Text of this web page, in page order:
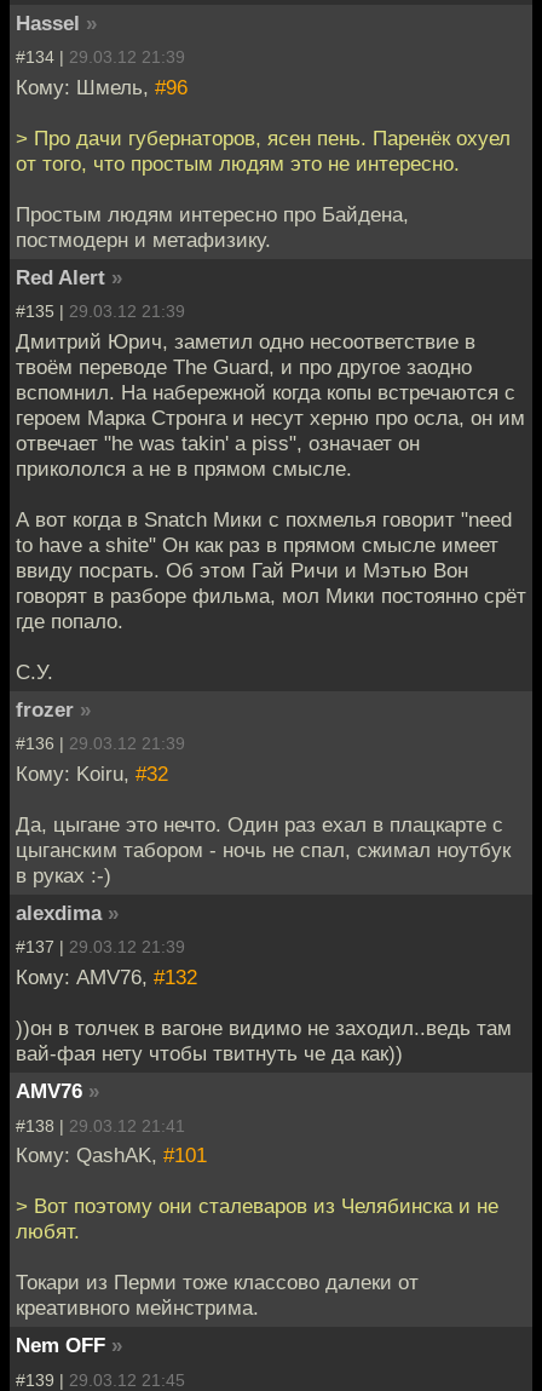
Hassel »
#134 | 29.03.12 21:39
Кому: Шмель, #96
> Про дачи губернаторов, ясен пень. Паренёк охуел
от того, что простым людям это не интересно.
Простым людям интересно про Байдена,
постмодерн и метафизику.
Red Alert »
#135 | 29.03.12 21:39
Дмитрий Юрич, заметил одно несоответствие в
твоём переводе The Guard, и про другое заодно
вспомнил. На набережной когда копы встречаются с
героем Марка Стронга и несут херню про осла, он им
отвечает "he was takin' a piss", означает он
прикололся а не в прямом смысле.
А вот когда в Snatch Мики с похмелья говорит "need
to have a shite" Он как раз в прямом смысле имеет
ввиду посрать. Об этом Гай Ричи и Мэтью Вон
говорят в разборе фильма, мол Мики постоянно срёт
где попало.
С.У.
frozer »
#136 | 29.03.12 21:39
Кому: Koiru, #32
Да, цыгане это нечто. Один раз ехал в плацкарте с
цыганским табором - ночь не спал, сжимал ноутбук
в руках :-)
alexdima »
#137 | 29.03.12 21:39
Кому: AMV76, #132
))он в толчек в вагоне видимо не заходил..ведь там
вай-фая нету чтобы твитнуть че да как))
AMV76 »
#138 | 29.03.12 21:41
Кому: QashAK, #101
> Вот поэтому они сталеваров из Челябинска и не
любят.
Токари из Перми тоже классово далеки от
креативного мейнстрима.
Nem OFF »
#139 | 29.03.12 21:45